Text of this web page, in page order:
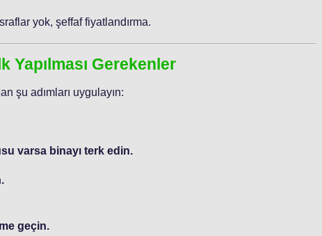
yok, şeffaf fiyatlandırma.
Yapılması Gerekenler
şu adımları uygulayın:
varsa binayı terk edin.
geçin.